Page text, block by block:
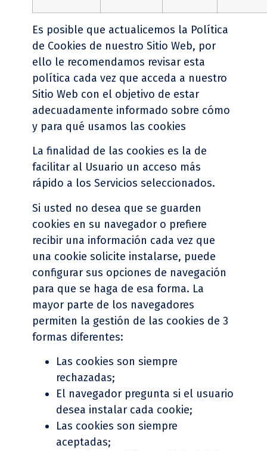
Es posible que actualicemos la Política
de Cookies de nuestro Sitio Web, por
ello le recomendamos revisar esta
política cada vez que acceda a nuestro
Sitio Web con el objetivo de estar
adecuadamente informado sobre cómo
y para qué usamos las cookies
La finalidad de las cookies es la de
facilitar al Usuario un acceso más
rápido a los Servicios seleccionados.
Si usted no desea que se guarden
cookies en su navegador o prefiere
recibir una información cada vez que
una cookie solicite instalarse, puede
configurar sus opciones de navegación
para que se haga de esa forma. La
mayor parte de los navegadores
permiten la gestión de las cookies de 3
formas diferentes:
Las cookies son siempre
rechazadas;
El navegador pregunta si el usuario
desea instalar cada cookie;
Las cookies son siempre
aceptadas;